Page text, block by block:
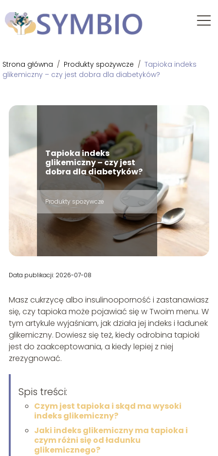
Strona główna / Produkty spożywcze / Tapioka indeks
glikemiczny – czy jest dobra dla diabetyków?
Tapioka indeks
glikemiczny – czy jest
dobra dla diabetyków?
Produkty spożywcze
Data publikacji: 2026-07-08
Masz cukrzycę albo insulinooporność i zastanawiasz
się, czy tapioka może pojawiać się w Twoim menu. W
tym artykule wyjaśniam, jak działa jej indeks i ładunek
glikemiczny. Dowiesz się też, kiedy odrobina tapioki
jest do zaakceptowania, a kiedy lepiej z niej
zrezygnować.
Spis treści:
Czym jest tapioka i skąd ma wysoki
indeks glikemiczny?
Jaki indeks glikemiczny ma tapioka i
czym różni się od ładunku
glikemicznego?